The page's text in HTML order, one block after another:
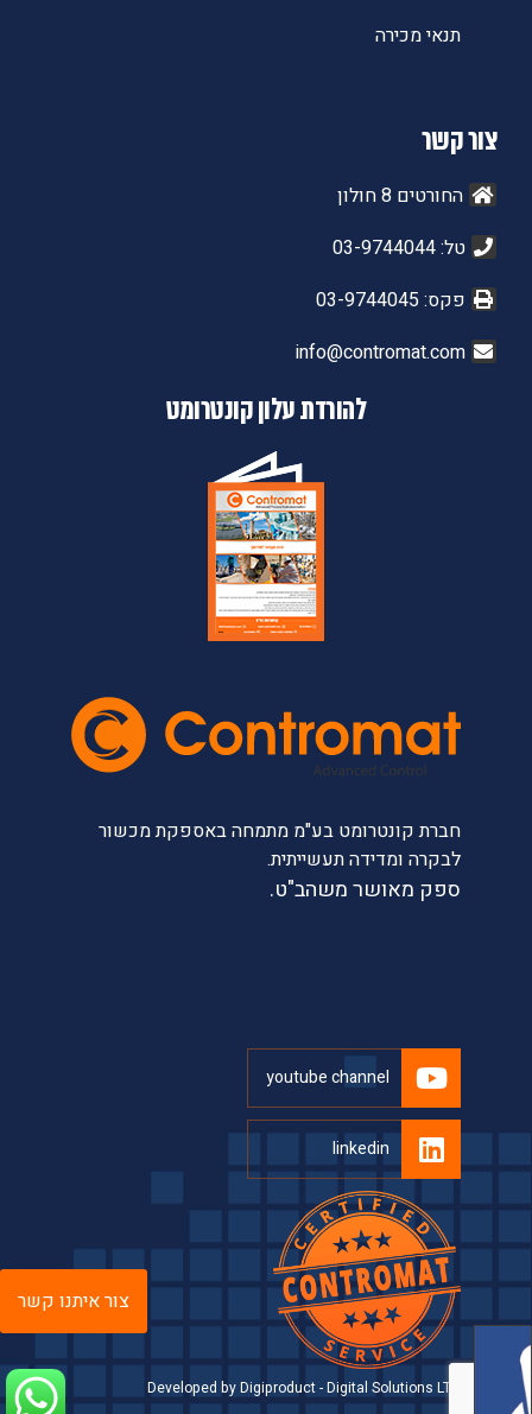
צור איתנו קשר
תנאי מכירה
צור קשר
החורטים 8 חולון
טל: 03-9744044
פקס: 03-9744045
info@contromat.com
להורדת עלון קונטרומט
חברת קונטרומט בע"מ מתמחה באספקת מכשור
לבקרה ומדידה תעשייתית.
ספק מאושר משהב"ט.
Developed by Digiproduct - Digital Solutions LTD
youtube channel
linkedin